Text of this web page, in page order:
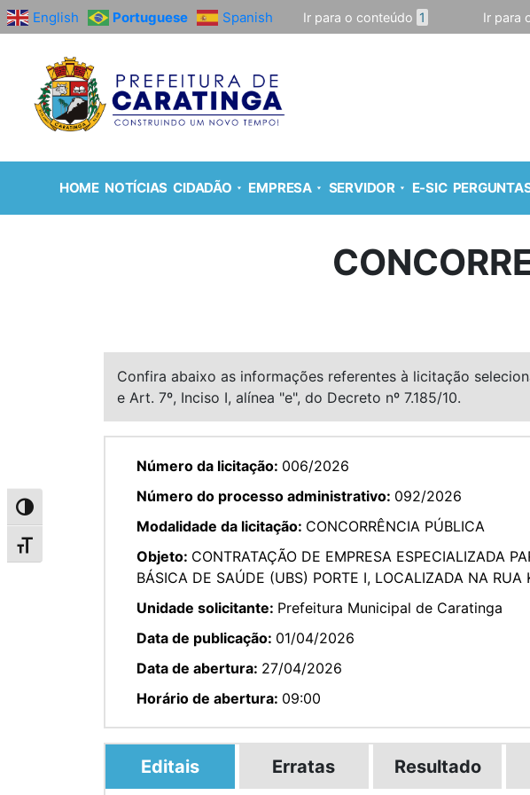
Alternar alto contraste
Alternar tamanho da fonte
English Portuguese Spanish Ir para o conteúdo 1 Ir para
HOME NOTÍCIAS CIDADÃO EMPRESA SERVIDOR E-SIC
Confira abaixo as informações referentes à licitação
e Art. 7º, Inciso I, alínea "e", do Decreto nº 7.185/10.
Número da licitação: 006/2026
Número do processo administrativo: 092/2026
Modalidade da licitação: CONCORRÊNCIA PÚBLICA
Objeto: CONTRATAÇÃO DE EMPRESA ESPECIALIZADA
BÁSICA DE SAÚDE (UBS) PORTE I, LOCALIZADA NA
Unidade solicitante: Prefeitura Municipal de Caratinga
Data de publicação: 01/04/2026
Data de abertura: 27/04/2026
Horário de abertura: 09:00
Editais Erratas Resultado